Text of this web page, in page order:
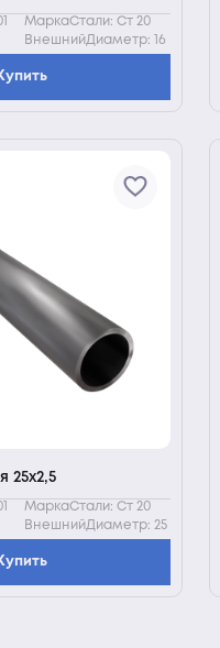
МаркаСтали: Ст 20
ВнешнийДиаметр: 16
Купить
25х2,5
МаркаСтали: Ст 20
ВнешнийДиаметр: 25
Купить